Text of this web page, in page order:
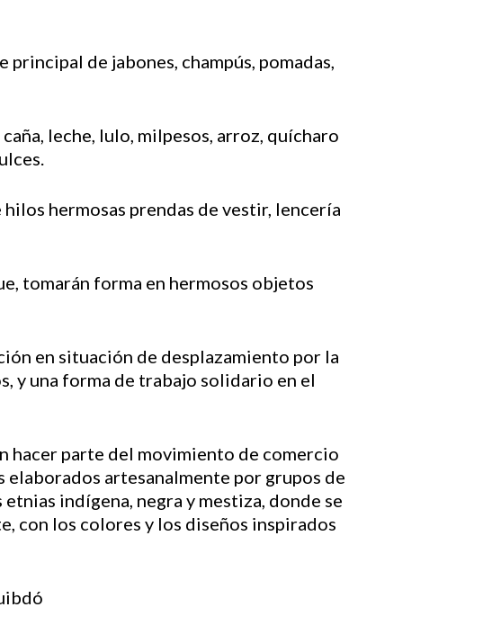
de jabones, champús, pomadas,
leche, lulo, milpesos, arroz, quícharo
hermosas prendas de vestir, lencería
tomarán forma en hermosos objetos
en situación de desplazamiento por la
y una forma de trabajo solidario en el
hacer parte del movimiento de comercio
artesanalmente por grupos de
indígena, negra y mestiza, donde se
con los colores y los diseños inspirados